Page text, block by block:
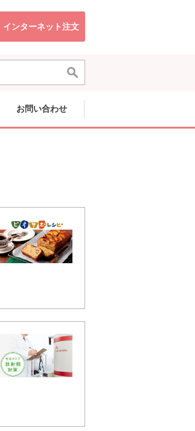
ウで開きます。
インターネット注文別のウィンドウで開きます。
お問い合わせ